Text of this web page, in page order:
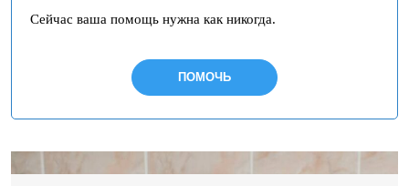
Сейчас ваша помощь нужна как никогда.
ПОМОЧЬ